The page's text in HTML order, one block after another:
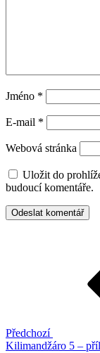
Jméno *
E-mail *
Webová stránka
Uložit do
budoucí komentáře.
Předchozí
Kilimandžáro 5 –